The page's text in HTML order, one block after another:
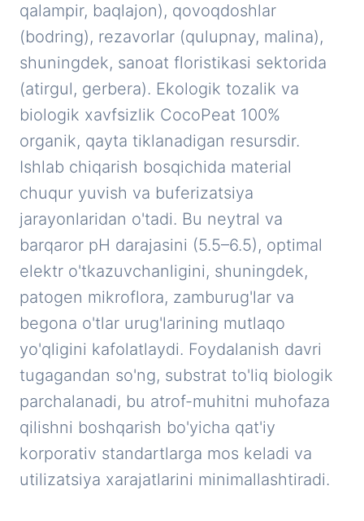
qalampir, baqlajon), qovoqdoshlar
(bodring), rezavorlar (qulupnay, malina),
shuningdek, sanoat floristikasi sektorida
(atirgul, gerbera). Ekologik tozalik va
biologik xavfsizlik CocoPeat 100%
organik, qayta tiklanadigan resursdir.
Ishlab chiqarish bosqichida material
chuqur yuvish va buferizatsiya
jarayonlaridan o'tadi. Bu neytral va
barqaror pH darajasini (5.5–6.5), optimal
elektr o'tkazuvchanligini, shuningdek,
patogen mikroflora, zamburug'lar va
begona o'tlar urug'larining mutlaqo
yo'qligini kafolatlaydi. Foydalanish davri
tugagandan so'ng, substrat to'liq biologik
parchalanadi, bu atrof-muhitni muhofaza
qilishni boshqarish bo'yicha qat'iy
korporativ standartlarga mos keladi va
utilizatsiya xarajatlarini minimallashtiradi.